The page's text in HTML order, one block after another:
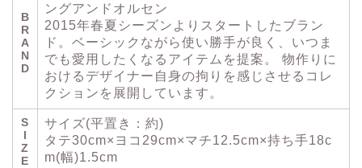
B
R
A
N
D
ングアンドオルセン
2015年春夏シーズンよりスタートしたブラン
ド。ベーシックながら使い勝手が良く、いつま
でも愛用したくなるアイテムを提案。 物作りに
おけるデザイナー自身の拘りを感じさせるコレ
クションを展開しています。
S
I
Z
E
サイズ(平置き：約)
タテ30cm×ヨコ29cm×マチ12.5cm×持ち手18c
m(幅)1.5cm